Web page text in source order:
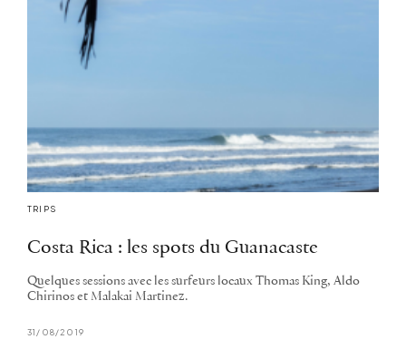
TRIPS
Costa Rica : les spots du Guanacaste
Quelques sessions avec les surfeurs locaux Thomas King, Aldo
Chirinos et Malakai Martinez.
31/08/2019